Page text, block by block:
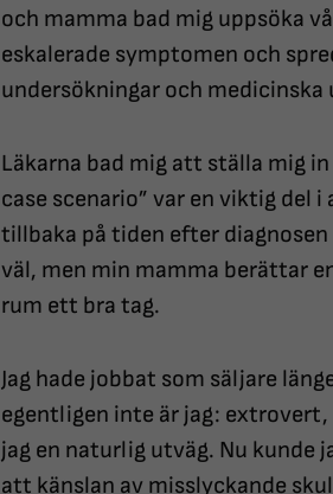
och mamma bad mig uppsöka
eskalerade symptomen och
undersökningar och medicinska
Läkarna bad mig att ställa mig
case scenario” var en viktig del
tillbaka på tiden efter
väl, men min mamma berättar
rum ett bra tag.
Jag hade jobbat som säljare
egentligen inte är jag:
jag en naturlig utväg. Nu kunde
att känslan av misslyckande